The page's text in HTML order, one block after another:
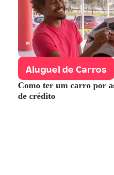
Aluguel de Carros
Como ter um carro por
de crédito